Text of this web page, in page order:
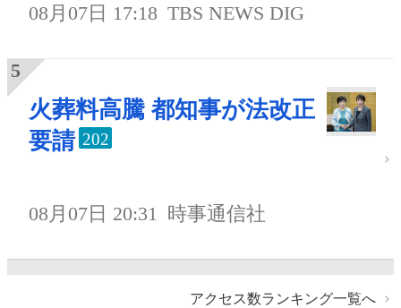
08月07日 17:18 TBS NEWS DIG
火葬料高騰 都知事が法改正
要請 202
08月07日 20:31 時事通信社
アクセス数ランキング一覧へ